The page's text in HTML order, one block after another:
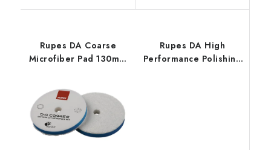
Rupes DA Coarse
Microfiber Pad 130mm
Rupes DA High
Performance Polishing